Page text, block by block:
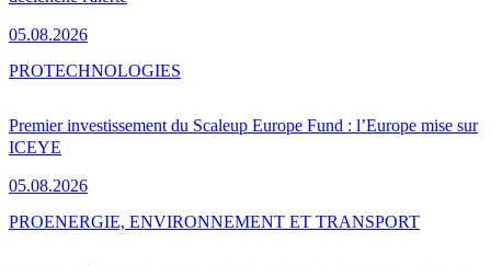
05.08.2026
Premier investissement du Scaleup Europe Fund : l’Europe mise sur
ICEYE
05.08.2026
PROTECHNOLOGIES
PROENERGIE, ENVIRONNEMENT ET TRANSPORT